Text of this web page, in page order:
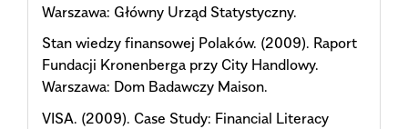
Warszawa: Główny Urząd Statystyczny.
Stan wiedzy finansowej Polaków. (2009). Raport
Fundacji Kronenberga przy City Handlowy.
Warszawa: Dom Badawczy Maison.
VISA. (2009). Case Study: Financial Literacy